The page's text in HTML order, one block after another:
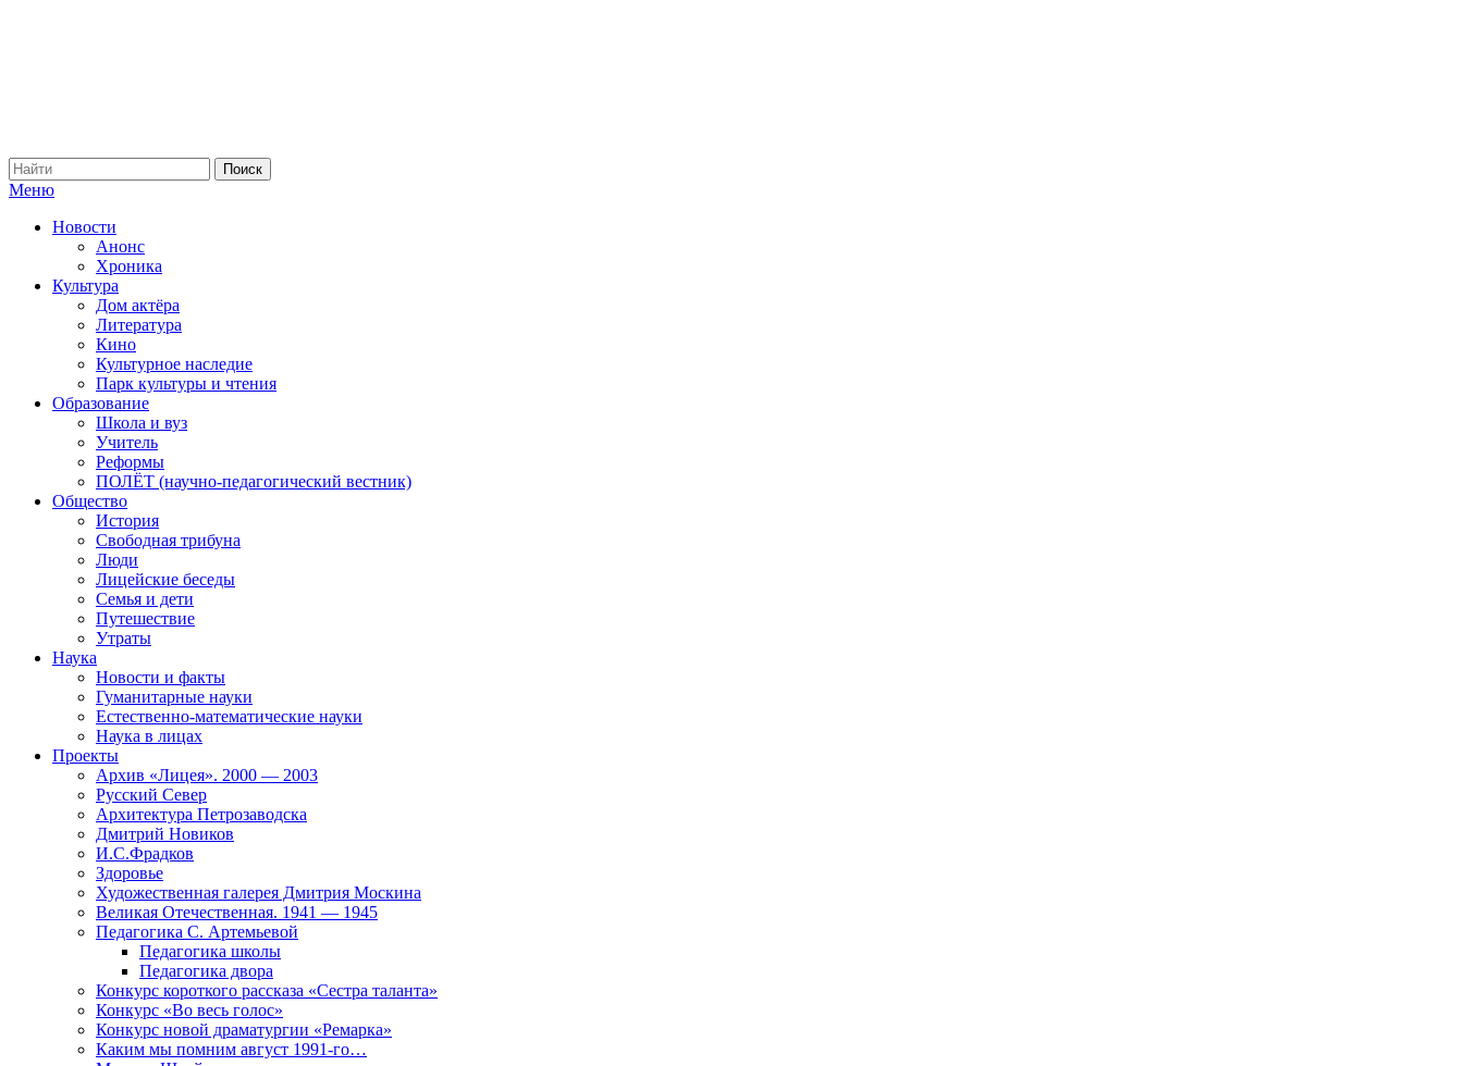
Меню
Новости
Анонс
Хроника
Культура
Дом актёра
Литература
Кино
Культурное наследие
Парк культуры и чтения
Образование
Школа и вуз
Учитель
Реформы
ПОЛЁТ (научно-педагогический вестник)
Общество
История
Свободная трибуна
Люди
Лицейские беседы
Семья и дети
Путешествие
Утраты
Наука
Новости и факты
Гуманитарные науки
Естественно-математические науки
Наука в лицах
Проекты
Архив «Лицея». 2000 — 2003
Русский Север
Архитектура Петрозаводска
Дмитрий Новиков
И.С.Фрадков
Здоровье
Художественная галерея Дмитрия Москина
Великая Отечественная. 1941 — 1945
Педагогика С. Артемьевой
Педагогика школы
Педагогика двора
Конкурс короткого рассказа «Сестра таланта»
Конкурс «Во весь голос»
Конкурс новой драматургии «Ремарка»
Каким мы помним август 1991-го…